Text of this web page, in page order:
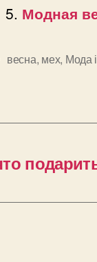
Модная
весна, мех, Мода